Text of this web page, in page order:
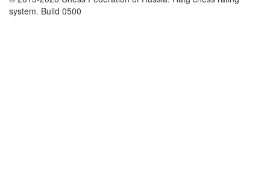
system. Build 0500